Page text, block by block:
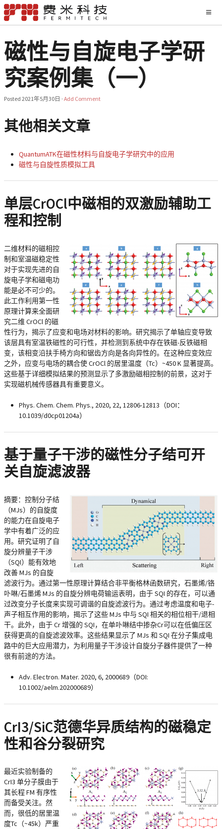
磁性与自旋电子学研
究案例集（一）
Posted 2021年5月30日 · Add Comment
其他相关文章
QuantumATK在磁性材料与自旋电子学研究中的应用
磁性与自旋性质模拟工具
单层CrOCl中磁相的双激励辅助工
程和控制
二维材料的磁相控
制和室温磁稳定性
对于实现先进的自
旋电子学和磁电功
能是必不可少的。
此工作利用第一性
原理计算来全面研
究二维 CrOCl 的磁
性行为，揭示了应变和电场对材料的影响。研究揭示了单轴应变导致
该层具有室温铁磁性的可行性，并检测到系统中存在铁磁-反铁磁相
变，该相变沿扶手椅方向和锯齿方向是各向异性的。在这种应变效应
之外，应变与电场的耦合使 CrOCl 的居里温度（Tc）~450 K 显著提高。
这些基于详细模拟结果的预测显示了多激励磁相控制的前景，这对于
实现磁机械传感器具有重要意义。
Phys. Chem. Chem. Phys., 2020, 22, 12806-12813（DOI：
10.1039/d0cp01204a）
基于量子干涉的磁性分子结可开
关自旋滤波器
摘要： 控制分子结
（MJs）的自旋度
的能力在自旋电子
学中有着广泛的应
用。研究证明了自
旋分辨量子干涉
（SQI）能有效地
改善 MJs 的自旋
滤波行为。通过第一性原理计算结合非平衡格林函数研究，石墨烯/铬
卟啉/石墨烯 MJs 的自旋分辨电荷输运表明，由于 SQI 的存在，可以通
过改变分子长度来实现可调谐的自旋滤波行为。通过考虑温度和电子-
声子相互作用的影响，揭示了这些 MJs 中与 SQI 相关的相位相干/退相
干。此外，由于 Cr 增强的 SQI，在单卟啉结中掺杂Cr可以在低偏压区
获得更高的自旋滤波效率。这些结果显示了 MJs 和 SQI 在分子集成电
路中的巨大应用潜力，为利用量子干涉设计自旋分子器件提供了一种
很有前途的方法。
Adv. Electron. Mater. 2020, 6, 2000689（DOI:
10.1002/aelm.202000689）
CrI3/SiC范德华异质结构的磁稳定
性和谷分裂研究
最近实验制备的
CrI3 单分子膜由于
其长程 FM 有序性
而备受关注。然
而，很低的居里温
度Tc（~45k）严重